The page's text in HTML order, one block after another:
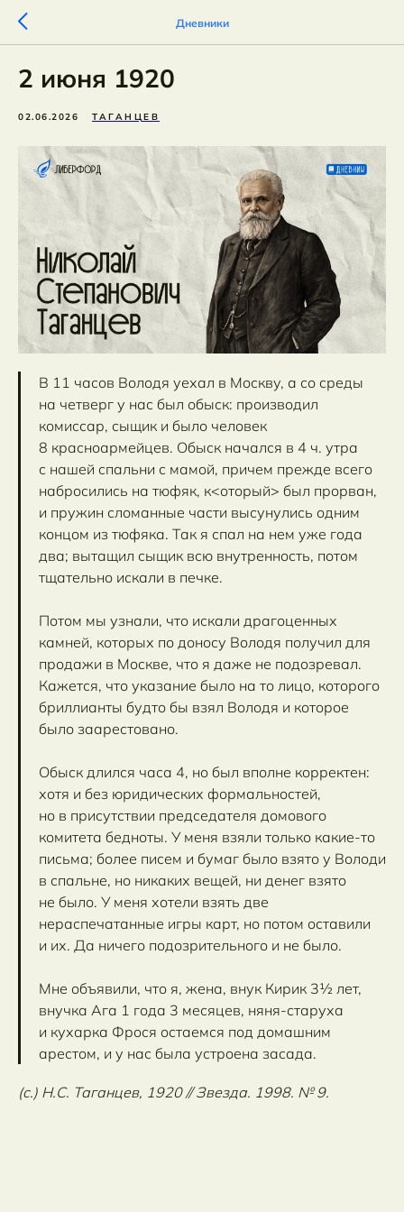
Дневники
2 июня 1920
02.06.2026 ТАГАНЦЕВ
В 11 часов Володя уехал в Москву, а со среды
на четверг у нас был обыск: производил
комиссар, сыщик и было человек
8 красноармейцев. Обыск начался в 4 ч. утра
с нашей спальни с мамой, причем прежде всего
набросились на тюфяк, к<оторый> был прорван,
и пружин сломанные части высунулись одним
концом из тюфяка. Так я спал на нем уже года
два; вытащил сыщик всю внутренность, потом
тщательно искали в печке.
Потом мы узнали, что искали драгоценных
камней, которых по доносу Володя получил для
продажи в Москве, что я даже не подозревал.
Кажется, что указание было на то лицо, которого
бриллианты будто бы взял Володя и которое
было заарестовано.
Обыск длился часа 4, но был вполне корректен:
хотя и без юридических формальностей,
но в присутствии председателя домового
комитета бедноты. У меня взяли только какие-то
письма; более писем и бумаг было взято у Володи
в спальне, но никаких вещей, ни денег взято
не было. У меня хотели взять две
нераспечатанные игры карт, но потом оставили
и их. Да ничего подозрительного и не было.
Мне объявили, что я, жена, внук Кирик 3½ лет,
внучка Ага 1 года 3 месяцев, няня-старуха
и кухарка Фрося остаемся под домашним
арестом, и у нас была устроена засада.
(с.) Н.С. Таганцев, 1920 // Звезда. 1998. № 9.